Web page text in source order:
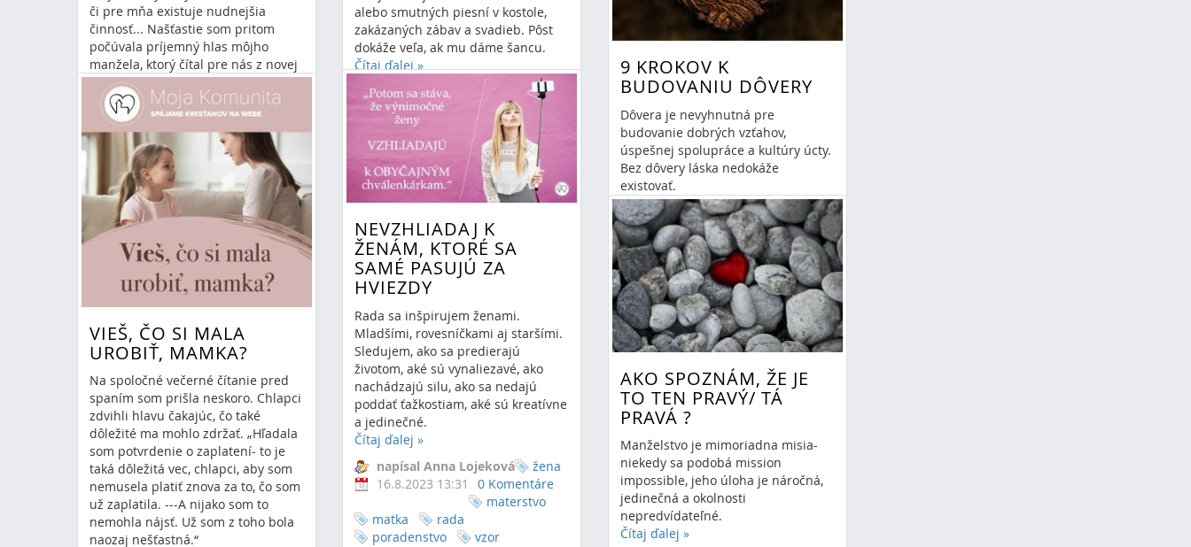
či pre mňa existuje nudnejšia
činnosť... Našťastie som pritom
počúvala príjemný hlas môjho
manžela, ktorý čítal pre nás z novej
spoločnej knihy.
Čítaj ďalej»
napísal Anna Lojeková
12.3.2024 19:44
0 Komentáre
láska
manželstvo
romantika
boh
rodina
alebo smutných piesní v kostole,
zakázaných zábav a svadieb. Pôst
dokáže veľa, ak mu dáme šancu.
Čítaj ďalej »
napísal Anna Lojeková
13.2.2024 19:19
0 Komentáre
pôst
9 KROKOV K
BUDOVANIU DÔVERY
Dôvera je nevyhnutná pre
budovanie dobrých vzťahov,
úspešnej spolupráce a kultúry úcty.
Bez dôvery láska nedokáže
existovať.
Čítaj ďalej»
napísal Anna Lojeková
17.1.2024 10:14 0 Komentáre
manželstvo
vzťahy
dôvera
NEVZHLIADAJ K
ŽENÁM, KTORÉ SA
SAMÉ PASUJÚ ZA
HVIEZDY
Rada sa inšpirujem ženami.
Mladšími, rovesníčkami aj staršími.
Sledujem, ako sa predierajú
životom, aké sú vynaliezavé, ako
nachádzajú silu, ako sa nedajú
poddať ťažkostiam, aké sú kreatívne
a jedinečné.
Čítaj ďalej »
napísal Anna Lojeková
16.8.2023 13:31
0 Komentáre
žena
materstvo
matka
rada
poradenstvo
vzor
VIEŠ, ČO SI MALA
UROBIŤ, MAMKA?
Na spoločné večerné čítanie pred
spaním som prišla neskoro. Chlapci
zdvihli hlavu čakajúc, čo také
dôležité ma mohlo zdržať. „Hľadala
som potvrdenie o zaplatení- to je
taká dôležitá vec, chlapci, aby som
nemusela platiť znova za to, čo som
už zaplatila. ---A nijako som to
nemohla nájsť. Už som z toho bola
naozaj nešťastná.“
AKO SPOZNÁM, ŽE JE
TO TEN PRAVÝ/ TÁ
PRAVÁ ?
Manželstvo je mimoriadna misia-
niekedy sa podobá mission
impossible, jeho úloha je náročná,
jedinečná a okolnosti
nepredvídateľné.
Čítaj ďalej »
RSS (Otvorí sa v novom okne)